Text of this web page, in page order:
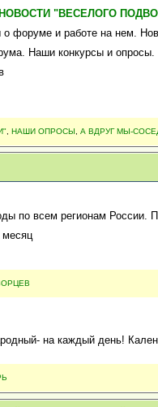
"ВЕСЕЛОГО
о форуме и работе на нем.
Наши конкурсы и опросы.
НАШИ ОПРОСЫ А ВДРУГ МЫ-
по всем регионам России.
месяц
на каждый день!